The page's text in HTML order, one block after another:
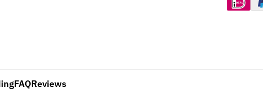
FAQReviews